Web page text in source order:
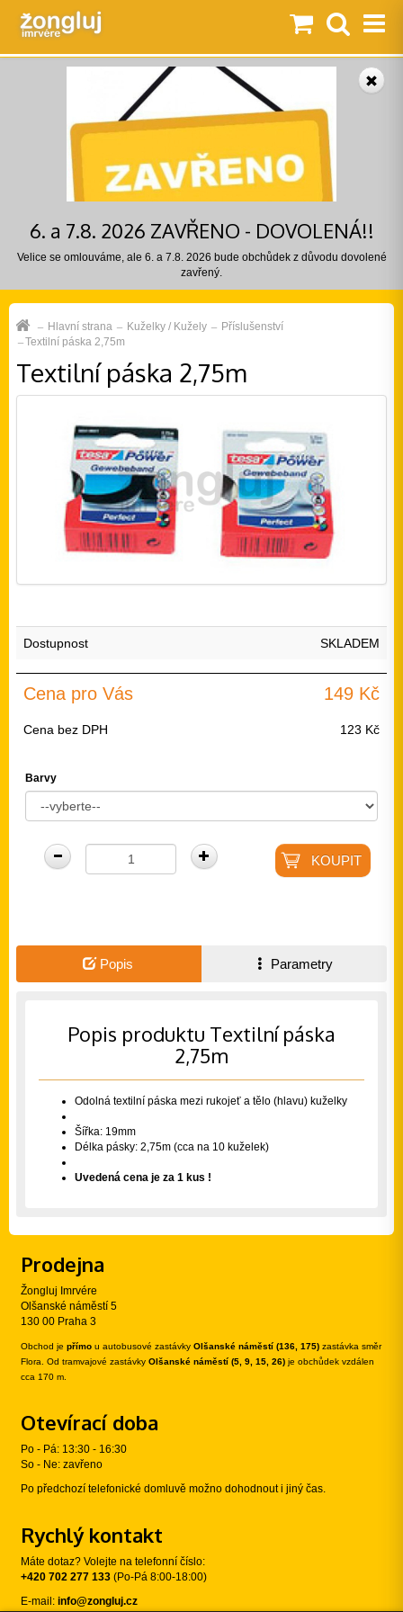
6. a 7.8. 2026 ZAVŘENO - DOVOLENÁ!!
Velice se omlouváme, ale 6. a 7.8. 2026 bude obchůdek z důvodu dovolené
zavřený.
Hlavní strana Kuželky / Kužely
Příslušenství
Textilní páska 2,75m
Textilní páska 2,75m
Dostupnost SKLADEM
Cena pro Vás 149 Kč
Cena bez DPH 123 Kč
Barvy
Popis Parametry
Popis produktu Textilní páska
2,75m
Odolná textilní páska mezi rukojeť a tělo (hlavu) kuželky
Šířka: 19mm
Délka pásky: 2,75m (cca na 10 kuželek)
Uvedená cena je za 1 kus !
Prodejna
Žongluj Imrvére
Olšanské náměstí 5
130 00 Praha 3
Obchod je přímo u autobusové zastávky Olšanské náměstí (136, 175) zastávka směr
Flora. Od tramvajové zastávky Olšanské náměstí (5, 9, 15, 26) je obchůdek vzdálen
cca 170 m.
Otevírací doba
Po - Pá: 13:30 - 16:30
So - Ne: zavřeno
Po předchozí telefonické domluvě možno dohodnout i jiný čas.
Rychlý kontakt
Máte dotaz? Volejte na telefonní číslo:
+420 702 277 133 (Po-Pá 8:00-18:00)
E-mail: info@zongluj.cz